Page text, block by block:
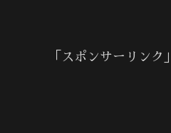
「スポンサーリンク」